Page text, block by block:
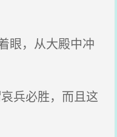
眼，从大殿中冲
兵必胜，而且这